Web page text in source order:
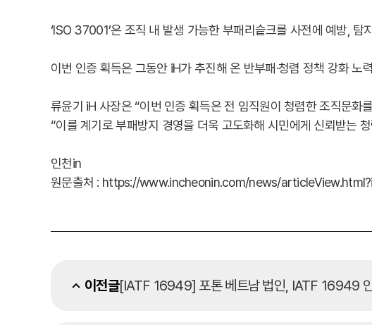
‘ISO 37001’은 조직 내 발생 가능한 부패리슽크를 사전에 예방,
이번 인증 획득은 그동안 iH가 추진해 온 반부패·청렴 정책 강화
류윤기 iH 사장은 “이번 인증 획득은 전 임직원이 청렴한 조직문화
“이를 계기로 부패방지 경영을 더욱 고도화해 시민에게 신뢰받는
인천in
원문출처 : https://www.incheonin.com/news/
이전글[IATF 16949] 포톤 베트남 법인, IATF 16949